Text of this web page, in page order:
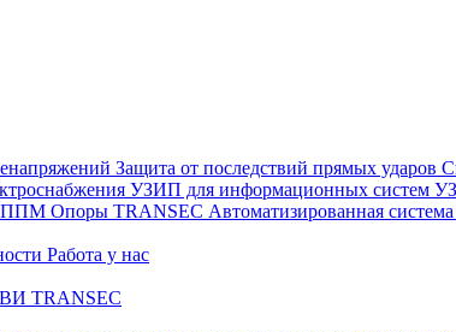
Защита от последствий прямых ударов
УЗИП для информационных систем
ППМ Опоры TRANSEC Автоматизированная
Работа у нас
TRANSEC